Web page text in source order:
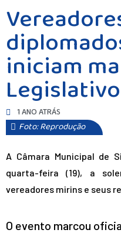
iniciam
1 ANO ATRÁS
Foto: Reprodução
A Câmara Municipal de
quarta-feira (19), a
vereadores mirins e seus
O evento marcou